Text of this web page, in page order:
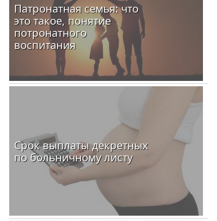
Патронатная семья: что
это такое, понятие
потронатного
воспитания
Срок выплаты декретных
по больничному листу